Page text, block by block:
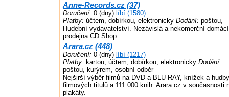
Anne-Records.cz (37)
Doručení: 0 (dny) líbí (1580)
Platby: účtem, dobírkou, elektronicky Dodání: poštou,
Hudební vydavatelství. Nezávislá a nekomerční
prodejna CD Shop.
Arara.cz (448)
Doručení: 0 (dny) líbí (1217)
Platby: kartou, účtem, dobírkou, elektronicky Dodání:
poštou, kurýrem, osobní odběr
Nejširší výběr filmů na DVD a BLU-RAY, knížek a
filmových titulů a 111.000 knih. Arara.cz v současnosti
plakáty.